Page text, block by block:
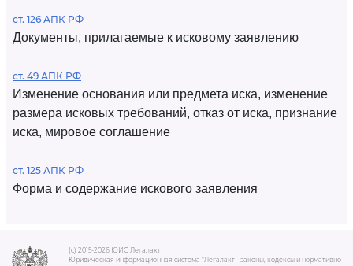
ст. 126 АПК РФ
Документы, прилагаемые к исковому заявлению
ст. 49 АПК РФ
Изменение основания или предмета иска, изменение
размера исковых требований, отказ от иска, признание
иска, мировое соглашение
ст. 125 АПК РФ
Форма и содержание искового заявления
(c) 2015-2026 ЮИС Легалакт
Юридическая информационная система "Легалакт - законы, кодексы и нормативно-